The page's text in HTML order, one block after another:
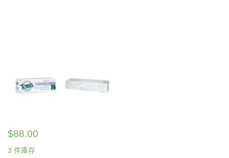
$88.00
3 件庫存